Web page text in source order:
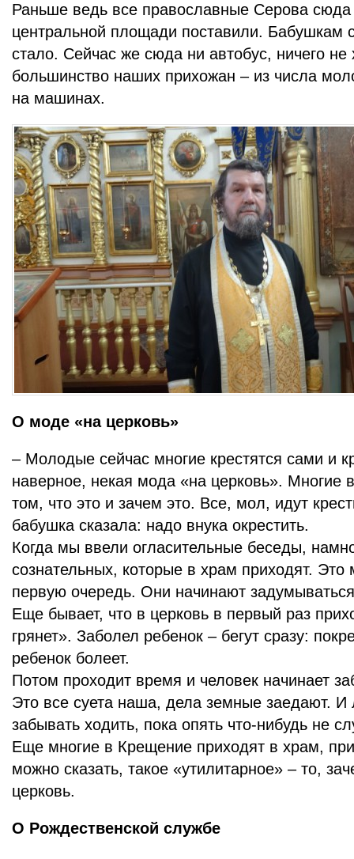
Раньше ведь все православные Серова
центральной площади поставили. Бабушкам
стало. Сейчас же сюда ни автобус, ничего не
большинство наших прихожан – из числа
на машинах.
О моде «на церковь»
– Молодые сейчас многие крестятся сами и
наверное, некая мода «на церковь». Многие
том, что это и зачем это. Все, мол, идут
бабушка сказала: надо внука окрестить.
Когда мы ввели огласительные беседы,
сознательных, которые в храм приходят. Это
первую очередь. Они начинают
Еще бывает, что в церковь в первый раз
грянет». Заболел ребенок – бегут сразу:
ребенок болеет.
Потом проходит время и человек начинает
Это все суета наша, дела земные заедают.
забывать ходить, пока опять что-нибудь не
Еще многие в Крещение приходят в храм,
можно сказать, такое «утилитарное» – то,
церковь.
О Рождественской службе